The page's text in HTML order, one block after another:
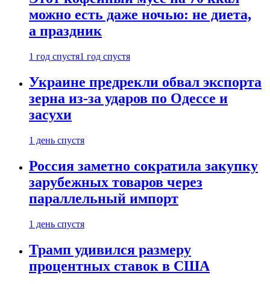
можно есть даже ночью: не диета,
а праздник
1 год спустя1 год спустя
Украине предрекли обвал экспорта
зерна из-за ударов по Одессе и
засухи
1 день спустя
Россия заметно сократила закупку
зарубежных товаров через
параллельный импорт
1 день спустя
Трамп удивился размеру
процентных ставок в США